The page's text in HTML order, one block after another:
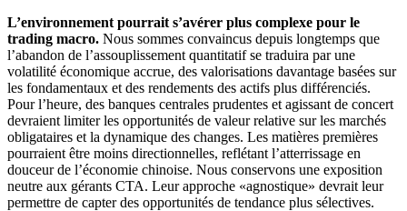
L’environnement pourrait s’avérer plus complexe pour le
trading macro. Nous sommes convaincus depuis longtemps que
l’abandon de l’assouplissement quantitatif se traduira par une
volatilité économique accrue, des valorisations davantage basées sur
les fondamentaux et des rendements des actifs plus différenciés.
Pour l’heure, des banques centrales prudentes et agissant de concert
devraient limiter les opportunités de valeur relative sur les marchés
obligataires et la dynamique des changes. Les matières premières
pourraient être moins directionnelles, reflétant l’atterrissage en
douceur de l’économie chinoise. Nous conservons une exposition
neutre aux gérants CTA. Leur approche «agnostique» devrait leur
permettre de capter des opportunités de tendance plus sélectives.